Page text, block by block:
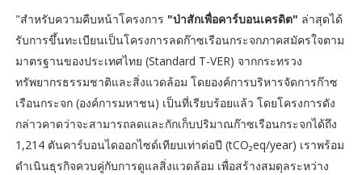
"สำหรับความคืบหน้าโครงการ "ป่าสักเพื่อคาร์บอนเครดิต" ล่าสุดได้
รับการขึ้นทะเบียนเป็นโครงการลดก๊าซเรือนกระจกภาคสมัครใจตาม
มาตรฐานของประเทศไทย (Standard T-VER) จากกระทรวง
ทรัพยากรธรรมชาติและสิ่งแวดล้อม โดยองค์การบริหารจัดการก๊าซ
เรือนกระจก (องค์การมหาชน) เป็นที่เรียบร้อยแล้ว โดยโครงการดัง
กล่าวคาดว่าจะสามารถลดและกักเก็บปริมาณก๊าซเรือนกระจกได้ถึง
1,214 ตันคาร์บอนไดออกไซด์เทียบเท่าต่อปี (tCO₂eq/year) เราพร้อม
ดำเนินธุรกิจควบคู่กับการดูแลสิ่งแวดล้อม เพื่อสร้างสมดุลระหว่าง